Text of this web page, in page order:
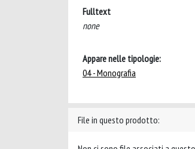
Fulltext
none
Appare nelle tipologie:
04 - Monografia
File in questo prodotto: